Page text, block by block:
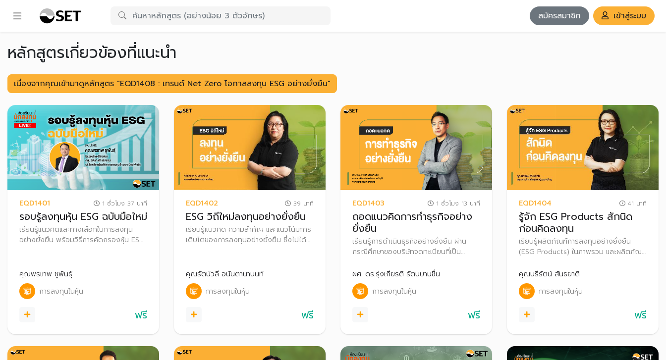
สมัครสมาชิก เข้าสู่ระบบ
หลักสูตรเกี่ยวข้องที่แนะนำ
เนื่องจากคุณเข้ามาดูหลักสูตร "EQD1408 : เทรนด์ Net Zero โอกาสลงทุน ESG อย่างยั่งยืน"
EQD1401 1 ชั่วโมง 37 นาที
รอบรู้ลงทุนหุ้น ESG ฉบับมือใหม่
เรียนรู้แนวคิดและทางเลือกในการลงทุน
อย่างยั่งยืน พร้อมวิธีการคัดกรองหุ้น ESG
คุณพรเทพ ชูพันธุ์
การลงทุนในหุ้น
ฟรี
EQD1402 39 นาที
ESG วิถีใหม่ลงทุนอย่างยั่งยืน
เรียนรู้แนวคิด ความสำคัญ และแนวโน้มการ
เติบโตของการลงทุนอย่างยั่งยืน ซึ่งไม่ได้
คุณรัตน์วลี อนันตานานนท์
การลงทุนในหุ้น
ฟรี
EQD1403 1 ชั่วโมง 13 นาที
ถอดแนวคิดการทำธุรกิจอย่าง
ยั่งยืน
เรียนรู้การดำเนินธุรกิจอย่างยั่งยืน ผ่าน
กรณีศึกษาของบริษัทจดทะเบียนที่เป็น
ข้อมูลตัวอย่างเหล่านั้น มาวิเคราะห์เพื่อ
ประกอบการตัดสินใจลงทุน
ผศ. ดร.รุ่งเกียรติ รัตนบานชื่น
การลงทุนในหุ้น
ฟรี
EQD1404 41 นาที
รู้จัก ESG Products สักนิด
ก่อนคิดลงทุน
เรียนรู้ผลิตภัณฑ์การลงทุนอย่างยั่งยืน
(ESG Products) ในภาพรวม และผลิตภัณฑ์
การลงทุน
คุณนรีรัตน์ สันธยาติ
การลงทุนในหุ้น
ฟรี